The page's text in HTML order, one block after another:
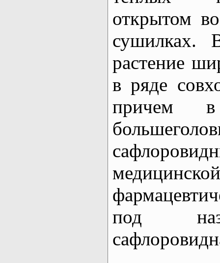
открытом
сушилках.
растение
в ряде
причем в
под